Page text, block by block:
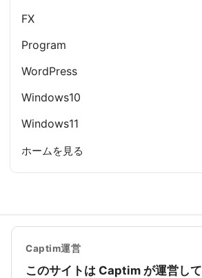
FX
Program
WordPress
Windows10
Windows11
ホームを見る
Captim運営
このサイトは Captim が運営し